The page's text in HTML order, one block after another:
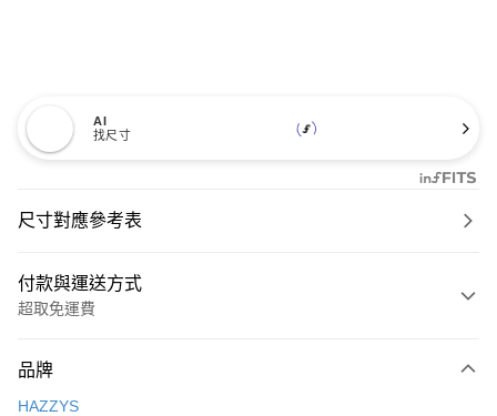
AI
找尺寸
尺寸對應參考表
付款與運送方式
超取免運費
信用卡一次付款
品牌
HAZZYS